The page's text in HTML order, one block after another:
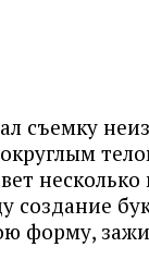
съемку
создание
форму,